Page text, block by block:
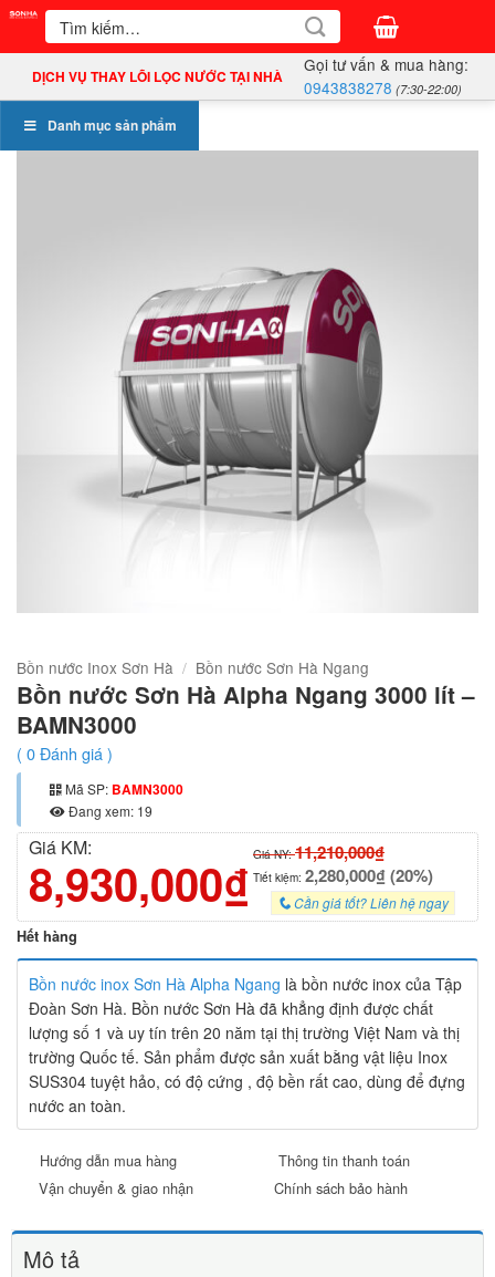
Bỏ
dung
Tìm
kiếm:
DỊCH VỤ THAY LÕI LỌC NƯỚC TẠI NHÀ
Gọi tư vấn & mua hàng:
0943838278 (7:30-22:00)
Danh mục sản phẩm
Bồn nước Inox Sơn Hà / Bồn nước Sơn Hà Ngang
Bồn nước Sơn Hà Alpha Ngang 3000 lít –
BAMN3000
( 0Đánh giá )
Mã SP: BAMN3000
Đang xem: 19
Giá KM:
8,930,000₫ Giá NY:11,210,000₫
Tiết kiệm: 2,280,000₫ (20%)
Cần giá tốt? Liên hệ ngay
Hết hàng
Bồn nước inox Sơn Hà Alpha Ngang là bồn nước inox của Tập
Đoàn Sơn Hà. Bồn nước Sơn Hà đã khẳng định được chất
lượng số 1 và uy tín trên 20 năm tại thị trường Việt Nam và thị
trường Quốc tế. Sản phẩm được sản xuất bằng vật liệu Inox
SUS304 tuyệt hảo, có độ cứng , độ bền rất cao, dùng để đựng
nước an toàn.
Hướng dẫn mua hàng
Thông tin thanh toán
Vận chuyển & giao nhận
Chính sách bảo hành
Mô tả